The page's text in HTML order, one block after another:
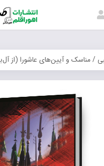
/ مناسک و آیین‌های عاشورا (از